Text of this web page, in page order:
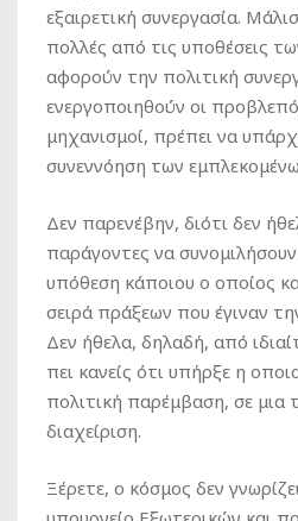
εξαιρετική συνεργασία.
πολλές από τις υποθέσεις
αφορούν την πολιτική
ενεργοποιηθούν οι
μηχανισμοί, πρέπει να
συνεννόηση των
Δεν παρενέβην, διότι δεν
παράγοντες να συνομιλήσουν
υπόθεση κάποιου ο οποίος
σειρά πράξεων που έγιναν
Δεν ήθελα, δηλαδή, από
πει κανείς ότι υπήρξε η
πολιτική παρέμβαση, σε μια
διαχείριση.
Ξέρετε, ο κόσμος δεν